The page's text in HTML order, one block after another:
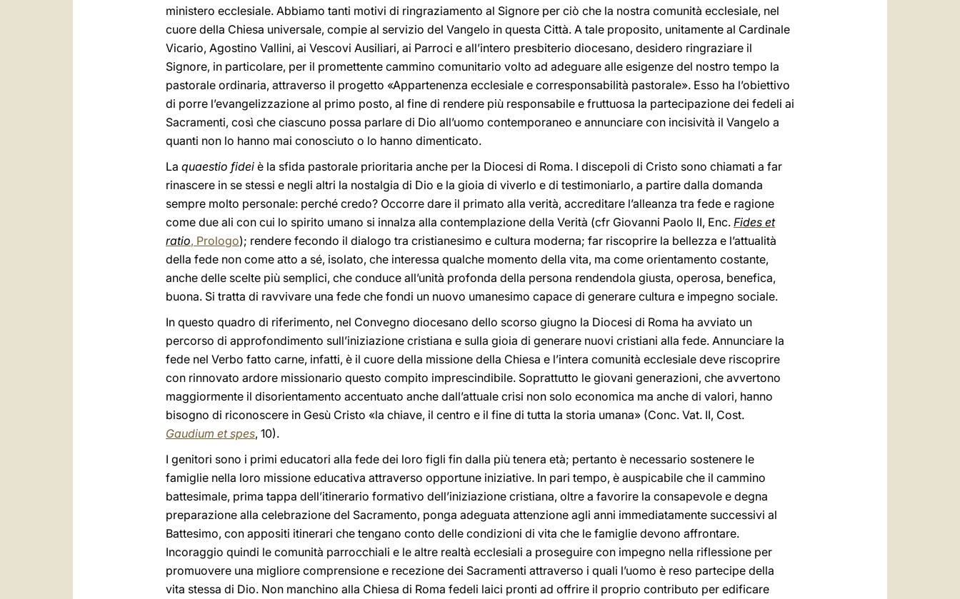
ministero ecclesiale. Abbiamo tanti motivi di ringraziamento al Signore per ciò che la nostra comunità ecclesiale, nel
cuore della Chiesa universale, compie al servizio del Vangelo in questa Città. A tale proposito, unitamente al Cardinale
Vicario, Agostino Vallini, ai Vescovi Ausiliari, ai Parroci e all’intero presbiterio diocesano, desidero ringraziare il
Signore, in particolare, per il promettente cammino comunitario volto ad adeguare alle esigenze del nostro tempo la
pastorale ordinaria, attraverso il progetto «Appartenenza ecclesiale e corresponsabilità pastorale». Esso ha l’obiettivo
di porre l’evangelizzazione al primo posto, al fine di rendere più responsabile e fruttuosa la partecipazione dei fedeli ai
Sacramenti, così che ciascuno possa parlare di Dio all’uomo contemporaneo e annunciare con incisività il Vangelo a
quanti non lo hanno mai conosciuto o lo hanno dimenticato.
La quaestio fidei è la sfida pastorale prioritaria anche per la Diocesi di Roma. I discepoli di Cristo sono chiamati a far
rinascere in se stessi e negli altri la nostalgia di Dio e la gioia di viverlo e di testimoniarlo, a partire dalla domanda
sempre molto personale: perché credo? Occorre dare il primato alla verità, accreditare l’alleanza tra fede e ragione
come due ali con cui lo spirito umano si innalza alla contemplazione della Verità (cfr Giovanni Paolo II, Enc. Fides et
ratio, Prologo); rendere fecondo il dialogo tra cristianesimo e cultura moderna; far riscoprire la bellezza e l’attualità
della fede non come atto a sé, isolato, che interessa qualche momento della vita, ma come orientamento costante,
anche delle scelte più semplici, che conduce all’unità profonda della persona rendendola giusta, operosa, benefica,
buona. Si tratta di ravvivare una fede che fondi un nuovo umanesimo capace di generare cultura e impegno sociale.
In questo quadro di riferimento, nel Convegno diocesano dello scorso giugno la Diocesi di Roma ha avviato un
percorso di approfondimento sull’iniziazione cristiana e sulla gioia di generare nuovi cristiani alla fede. Annunciare la
fede nel Verbo fatto carne, infatti, è il cuore della missione della Chiesa e l’intera comunità ecclesiale deve riscoprire
con rinnovato ardore missionario questo compito imprescindibile. Soprattutto le giovani generazioni, che avvertono
maggiormente il disorientamento accentuato anche dall’attuale crisi non solo economica ma anche di valori, hanno
bisogno di riconoscere in Gesù Cristo «la chiave, il centro e il fine di tutta la storia umana» (Conc. Vat. II, Cost.
Gaudium et spes, 10).
I genitori sono i primi educatori alla fede dei loro figli fin dalla più tenera età; pertanto è necessario sostenere le
famiglie nella loro missione educativa attraverso opportune iniziative. In pari tempo, è auspicabile che il cammino
battesimale, prima tappa dell’itinerario formativo dell’iniziazione cristiana, oltre a favorire la consapevole e degna
preparazione alla celebrazione del Sacramento, ponga adeguata attenzione agli anni immediatamente successivi al
Battesimo, con appositi itinerari che tengano conto delle condizioni di vita che le famiglie devono affrontare.
Incoraggio quindi le comunità parrocchiali e le altre realtà ecclesiali a proseguire con impegno nella riflessione per
promuovere una migliore comprensione e recezione dei Sacramenti attraverso i quali l’uomo è reso partecipe della
vita stessa di Dio. Non manchino alla Chiesa di Roma fedeli laici pronti ad offrire il proprio contributo per edificare